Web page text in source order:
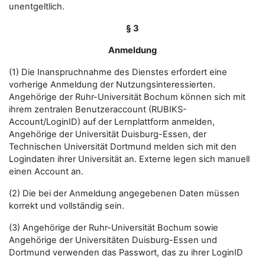
unentgeltlich.
§ 3
Anmeldung
(1) Die Inanspruchnahme des Dienstes erfordert eine
vorherige Anmeldung der Nutzungsinteressierten.
Angehörige der Ruhr-Universität Bochum können sich mit
ihrem zentralen Benutzeraccount (RUBIKS-
Account/LoginID) auf der Lernplattform anmelden,
Angehörige der Universität Duisburg-Essen, der
Technischen Universität Dortmund melden sich mit den
Logindaten ihrer Universität an. Externe legen sich manuell
einen Account an.
(2) Die bei der Anmeldung angegebenen Daten müssen
korrekt und vollständig sein.
(3) Angehörige der Ruhr-Universität Bochum sowie
Angehörige der Universitäten Duisburg-Essen und
Dortmund verwenden das Passwort, das zu ihrer LoginID